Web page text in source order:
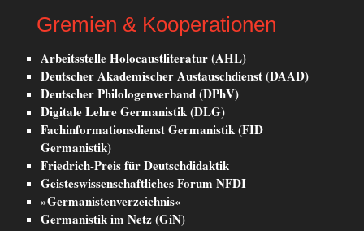
Gremien & Kooperationen
Arbeitsstelle Holocaustliteratur (AHL)
Deutscher Akademischer Austauschdienst (DAAD)
Deutscher Philologenverband (DPhV)
Digitale Lehre Germanistik (DLG)
Fachinformationsdienst Germanistik (FID
Germanistik)
Friedrich-Preis für Deutschdidaktik
Geisteswissenschaftliches Forum NFDI
»Germanistenverzeichnis«
Germanistik im Netz (GiN)